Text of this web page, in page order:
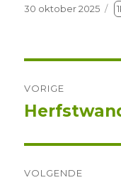
Geplaatst
30 oktober 2025
VORIGE
Vorig
VOLGENDE